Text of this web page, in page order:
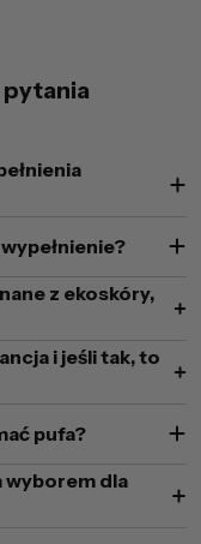
pytania
z ekoskóry,
i jeśli tak, to
pufa?
wyborem dla